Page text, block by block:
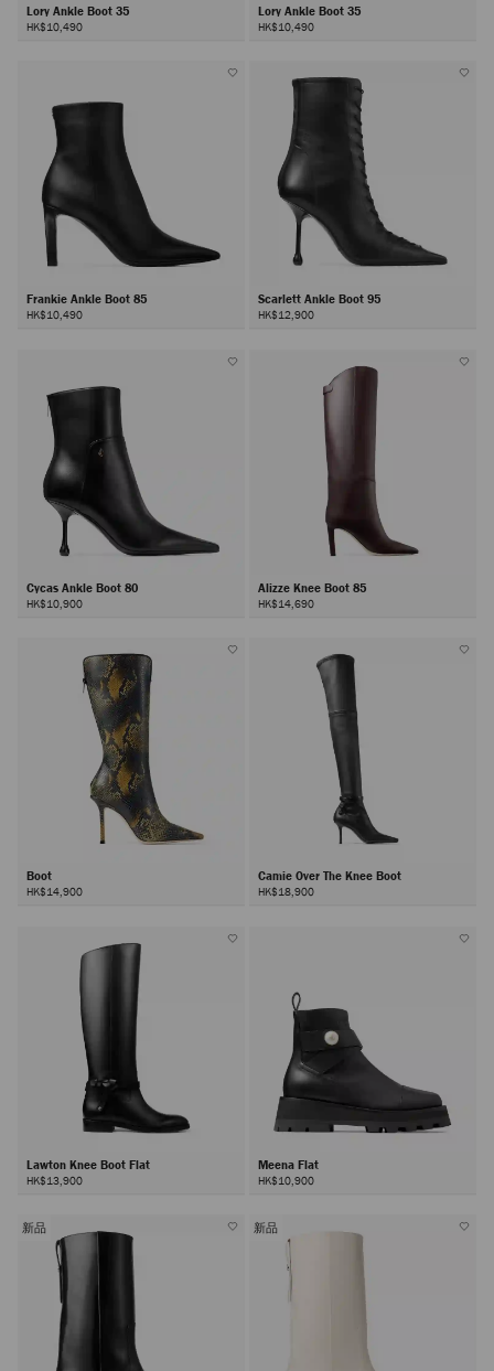
Lory Ankle Boot 35
HK$10,490
Lory Ankle Boot 35
HK$10,490
Frankie Ankle Boot 85
HK$10,490
Scarlett Ankle Boot 95
HK$12,900
Cycas Ankle Boot 80
HK$10,900
Alizze Knee Boot 85
HK$14,690
Boot
HK$14,900
Camie Over The Knee Boot
HK$18,900
Lawton Knee Boot Flat
HK$13,900
Meena Flat
HK$10,900
新品 新品